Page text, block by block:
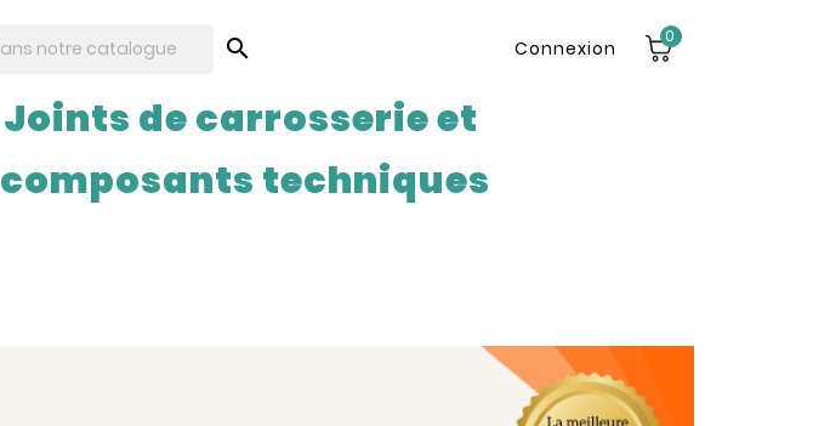
 Connexion
0
Joints de carrosserie et
composants techniques